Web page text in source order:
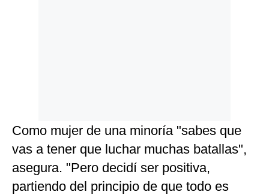
Como mujer de una minoría "sabes que
vas a tener que luchar muchas batallas",
asegura. "Pero decidí ser positiva,
partiendo del principio de que todo es